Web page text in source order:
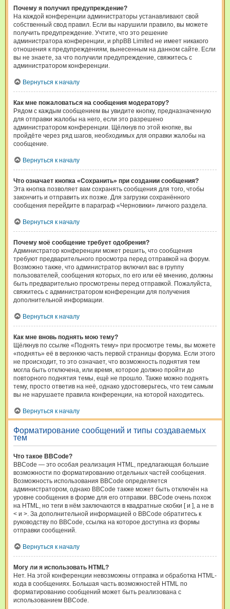
Почему я получил предупреждение?
На каждой конференции администраторы устанавливают свой
собственный свод правил. Если вы нарушили правило, вы можете
получить предупреждение. Учтите, что это решение
администратора конференции, и phpBB Limited не имеет никакого
отношения к предупреждениям, вынесенным на данном сайте. Если
вы не знаете, за что получили предупреждение, свяжитесь с
администратором конференции.
Вернуться к началу
Как мне пожаловаться на сообщения модератору?
Рядом с каждым сообщением вы увидите кнопку, предназначенную
для отправки жалобы на него, если это разрешено
администратором конференции. Щёлкнув по этой кнопке, вы
пройдёте через ряд шагов, необходимых для оправки жалобы на
сообщение.
Вернуться к началу
Что означает кнопка «Сохранить» при создании сообщения?
Эта кнопка позволяет вам сохранять сообщения для того, чтобы
закончить и отправить их позже. Для загрузки сохранённого
сообщения перейдите в параграф «Черновики» личного раздела.
Вернуться к началу
Почему моё сообщение требует одобрения?
Администратор конференции может решить, что сообщения
требуют предварительного просмотра перед отправкой на форум.
Возможно также, что администратор включил вас в группу
пользователей, сообщения которых, по его или её мнению, должны
быть предварительно просмотрены перед отправкой. Пожалуйста,
свяжитесь с администратором конференции для получения
дополнительной информации.
Вернуться к началу
Как мне вновь поднять мою тему?
Щёлкнув по ссылке «Поднять тему» при просмотре темы, вы можете
«поднять» её в верхнюю часть первой страницы форума. Если этого
не происходит, то это означает, что возможность поднятия тем
могла быть отключена, или время, которое должно пройти до
повторного поднятия темы, ещё не прошло. Также можно поднять
тему, просто ответив на неё, однако удостоверьтесь, что тем самым
вы не нарушаете правила конференции, на которой находитесь.
Вернуться к началу
Форматирование сообщений и типы создаваемых
тем
Что такое BBCode?
BBCode — это особая реализация HTML, предлагающая большие
возможности по форматированию отдельных частей сообщения.
Возможность использования BBCode определяется
администратором, однако BBCode также может быть отключён на
уровне сообщения в форме для его отправки. BBCode очень похож
на HTML, но теги в нём заключаются в квадратные скобки [ и ], а не в
< и >. За дополнительной информацией о BBCode обратитесь к
руководству по BBCode, ссылка на которое доступна из формы
отправки сообщений.
Вернуться к началу
Могу ли я использовать HTML?
Нет. На этой конференции невозможны отправка и обработка HTML-
кода в сообщениях. Большая часть возможностей HTML по
форматированию сообщений может быть реализована с
использованием BBCode.